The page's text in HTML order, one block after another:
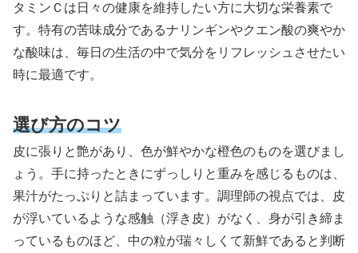
タミンＣは日々の健康を維持したい方に大切な栄養素で
す。特有の苦味成分であるナリンギンやクエン酸の爽やか
な酸味は、毎日の生活の中で気分をリフレッシュさせたい
時に最適です。
選び方のコツ
皮に張りと艶があり、色が鮮やかな橙色のものを選びまし
ょう。手に持ったときにずっしりと重みを感じるものは、
果汁がたっぷりと詰まっています。調理師の視点では、皮
が浮いているような感触（浮き皮）がなく、身が引き締ま
っているものほど、中の粒が瑞々しくて新鮮であると判断